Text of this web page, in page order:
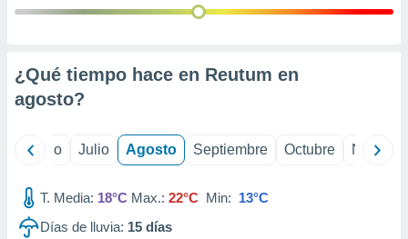
de
1199
¿Qué tiempo hace en Reutum en
agosto?
Junio Julio Agosto Septiembre Octubre
T. Media: 18°C Max.: 22°C Min: 13°C
Días de lluvia: 15 días